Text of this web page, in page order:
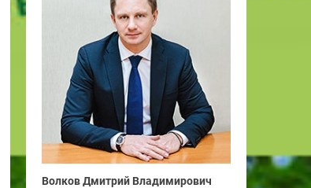
Волков Дмитрий Владимирович